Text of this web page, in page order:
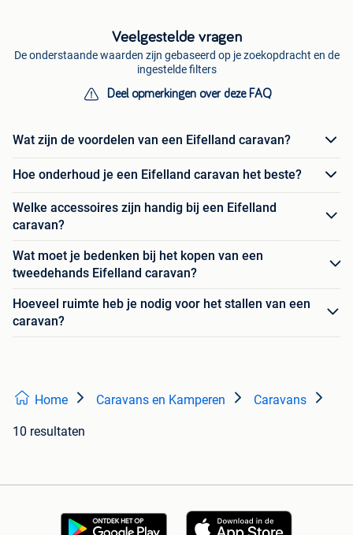
Veelgestelde vragen
De onderstaande waarden zijn gebaseerd op je zoekopdracht en de
ingestelde filters
Deel opmerkingen over deze FAQ
Wat zijn de voordelen van een Eifelland caravan?
Hoe onderhoud je een Eifelland caravan het beste?
Welke accessoires zijn handig bij een Eifelland
caravan?
Wat moet je bedenken bij het kopen van een
tweedehands Eifelland caravan?
Hoeveel ruimte heb je nodig voor het stallen van een
caravan?
Home Caravans en Kamperen Caravans
10 resultaten